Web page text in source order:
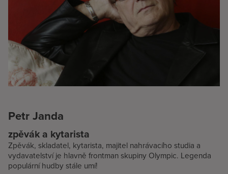
Petr Janda
zpěvák a kytarista
Zpěvák, skladatel, kytarista, majitel nahrávacího studia a
vydavatelství je hlavně frontman skupiny Olympic. Legenda
populární hudby stále umí!